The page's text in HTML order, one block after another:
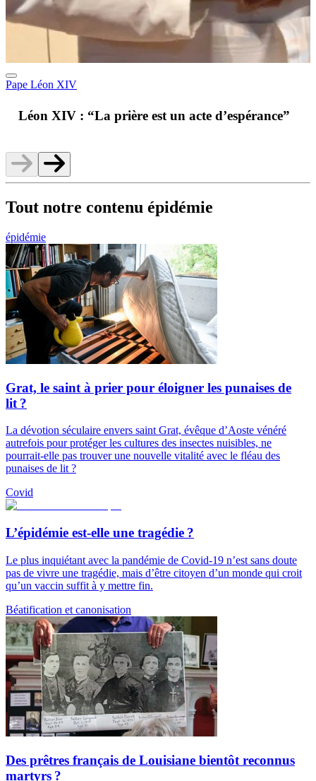
Pape Léon XIV
Léon XIV : “La prière est un acte d’espérance”
Tout notre contenu épidémie
épidémie
Grat, le saint à prier pour éloigner les punaises de
lit ?
La dévotion séculaire envers saint Grat, évêque d’Aoste vénéré
autrefois pour protéger les cultures des insectes nuisibles, ne
pourrait-elle pas trouver une nouvelle vitalité avec le fléau des
punaises de lit ?
Covid
L’épidémie est-elle une tragédie ?
Le plus inquiétant avec la pandémie de Covid-19 n’est sans doute
pas de vivre une tragédie, mais d’être citoyen d’un monde qui croit
qu’un vaccin suffit à y mettre fin.
Béatification et canonisation
Des prêtres français de Louisiane bientôt reconnus
martyrs ?